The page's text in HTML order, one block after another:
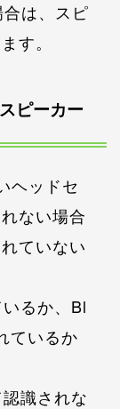
は、スピ
す。
ピーカー
ヘッドセ
ない場合
ていない
るか、Bl
ているか
識されな